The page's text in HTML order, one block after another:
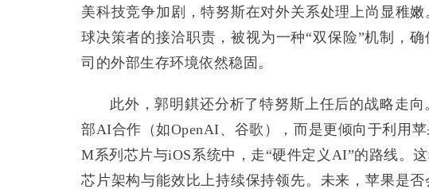
美科技竞争加剧，特努斯在对外关系处理上尚显稚
球决策者的接洽职责，被视为一种“双保险”机制，
司的外部生存环境依然稳固。
此外，郭明錤还分析了特努斯上任后的战略走
部AI合作（如OpenAI、谷歌），而是更倾向于利用
M系列芯片与iOS系统中，走“硬件定义AI”的路线。
芯片架构与能效比上持续保持领先。未来，苹果是